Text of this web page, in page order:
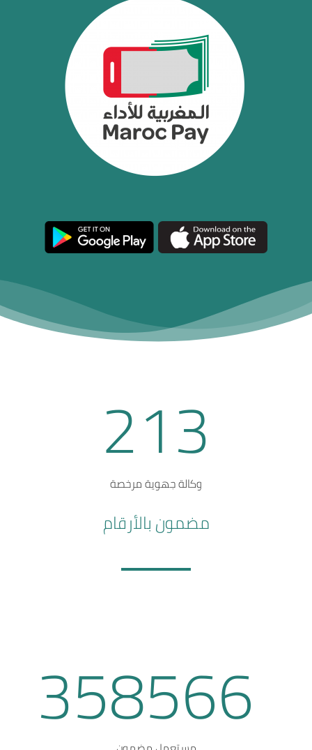
213
وكالة جهوية مرخصة
مضمون بالأرقام
358566